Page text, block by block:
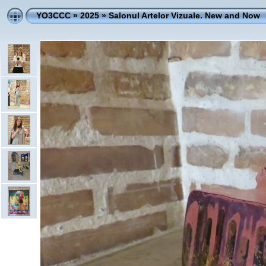
YO3CCC»2025»Salonul Artelor Vizuale. New and Now